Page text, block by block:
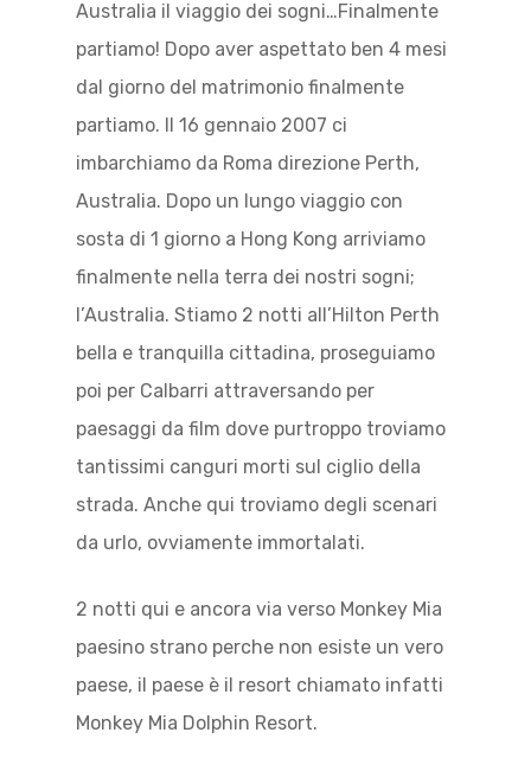
Australia il viaggio dei sogni…Finalmente
partiamo! Dopo aver aspettato ben 4 mesi
dal giorno del matrimonio finalmente
partiamo. Il 16 gennaio 2007 ci
imbarchiamo da Roma direzione Perth,
Australia. Dopo un lungo viaggio con
sosta di 1 giorno a Hong Kong arriviamo
finalmente nella terra dei nostri sogni;
l’Australia. Stiamo 2 notti all’Hilton Perth
bella e tranquilla cittadina, proseguiamo
poi per Calbarri attraversando per
paesaggi da film dove purtroppo troviamo
tantissimi canguri morti sul ciglio della
strada. Anche qui troviamo degli scenari
da urlo, ovviamente immortalati.
2 notti qui e ancora via verso Monkey Mia
paesino strano perche non esiste un vero
paese, il paese è il resort chiamato infatti
Monkey Mia Dolphin Resort.